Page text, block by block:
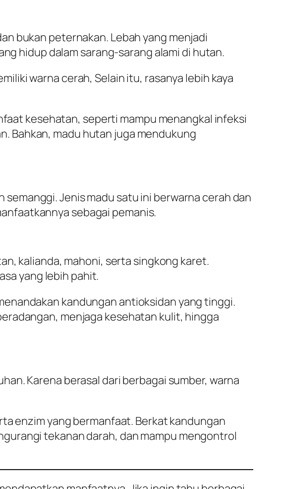
bukan peternakan. Lebah yang menjadi
hidup dalam sarang-sarang alami di hutan.
warna cerah, Selain itu, rasanya lebih kaya
kesehatan, seperti mampu menangkal infeksi
Bahkan, madu hutan juga mendukung
Jenis madu satu ini berwarna cerah dan
sebagai pemanis.
kalianda, mahoni, serta singkong karet.
yang lebih pahit.
kandungan antioksidan yang tinggi.
menjaga kesehatan kulit, hingga
Karena berasal dari berbagai sumber, warna
enzim yang bermanfaat. Berkat kandungan
tekanan darah, dan mampu mengontrol